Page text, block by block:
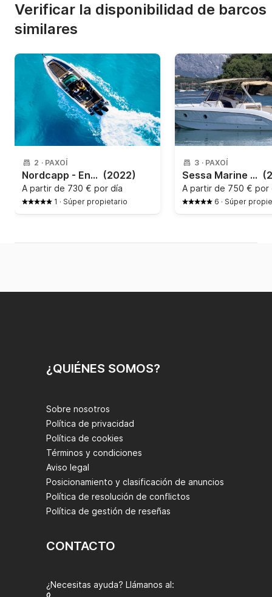
Verificar la disponibilidad de barcos
similares
2 · PAXOÍ
Nordcapp - Enduro 805 (2022)
A partir de 730 € por día
1 · Súper propietario
3 · PAXOÍ
Sessa Marine - Key largo 28
A partir de 750 € por
6 · Súper
¿QUIÉNES SOMOS?
Sobre nosotros
Política de privacidad
Política de cookies
Términos y condiciones
Aviso legal
Posicionamiento y clasificación de anuncios
Política de resolución de conflictos
Política de gestión de reseñas
CONTACTO
¿Necesitas ayuda? Llámanos al: